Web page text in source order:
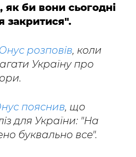
як би вони сьогодні
закритися".
розповів, коли
Україну про
пояснив, що
для України: "На
буквально все".